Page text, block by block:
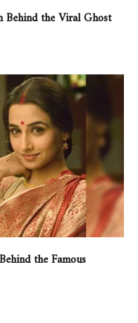
Behind the Viral Ghost
the Famous